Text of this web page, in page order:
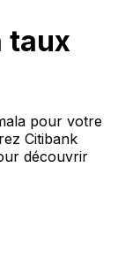
taux
pour votre
Citibank
découvrir